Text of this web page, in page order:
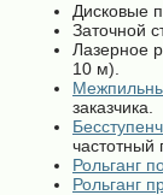
Дисковые
Заточной
Лазерное
10 м).
заказчика.
частотный
Рольганг
Рольганг